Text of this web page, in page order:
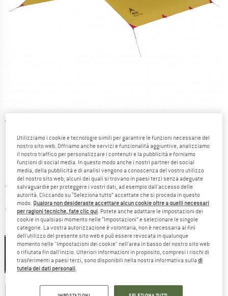
Viste dettagliate
Prezzo originale :
274,95€
Prezzo:
219,96€ incl. IVA
Nessuna spesa di spedizione(IT)Italia. Informazioni sui
Colore:Yellow
fino al 25%
Utilizziamo i cookie e tecnologie simili per garantire le funzioni necessarie del
nostro sito web. Offriamo anche servizi e funzionalità aggiuntive, analizziamo
il nostro traffico per personalizzare i contenuti e la pubblicità e forniamo
funzioni di social media. In questo modo anche i nostri partner dei social
media, della pubblicità e di analisi vengono a conoscenza del vostro utilizzo
del nostro sito web; alcuni dei quali si trovano in paesi terzi senza adeguate
salvaguardie per proteggere i vostri dati, ad esempio dall'accesso delle
autorità. Cliccando su “Seleziona tutto” accettate che si proceda in questo
modo. Qualora non desideraste accettare alcun cookie oltre a quelli necessari
per ragioni tecniche, fate clic qui. Potete anche adattare le impostazioni dei
cookie in qualsiasi momento nelle “Impostazioni” e selezionare le singole
categorie. La vostra autorizzazione è volontaria, non è necessaria ai fini
dell'utilizzo del presente sito web e può essere revocata in qualunque
momento nelle "Impostazioni dei cookie" nell'area in basso del nostro sito web
o rifiutata fin dall'inizio. Ulteriori informazioni in proposito, compresi i rischi di
trasferimenti a paesi terzi, sono disponibili nella nostra informativa sulladi
tutela dei dati personali.